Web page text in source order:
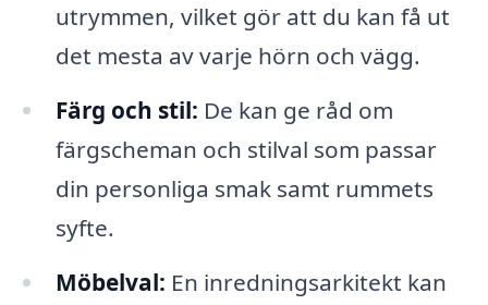
utrymmen, vilket gör att du kan få ut
det mesta av varje hörn och vägg.
Färg och stil: De kan ge råd om
färgscheman och stilval som passar
din personliga smak samt rummets
syfte.
Möbelval: En inredningsarkitekt kan